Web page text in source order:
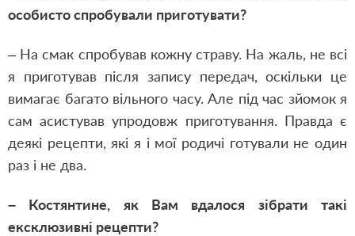
особисто спробували приготувати?
– На смак спробував кожну страву. На жаль, не всі
я приготував після запису передач, оскільки це
вимагає багато вільного часу. Але під час зйомок я
сам асистував упродовж приготування. Правда є
деякі рецепти, які я і мої родичі готували не один
раз і не два.
– Костянтине, як Вам вдалося зібрати такі
ексклюзивні рецепти?